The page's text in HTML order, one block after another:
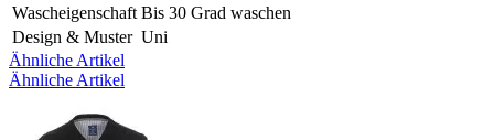
Wascheigenschaft Bis 30 Grad waschen
Design & Muster Uni
Ähnliche Artikel
Ähnliche Artikel